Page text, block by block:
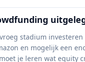
stadium
en mogelijk een